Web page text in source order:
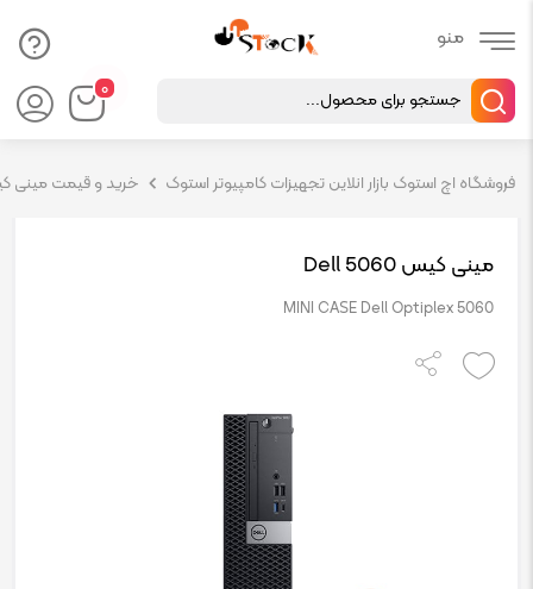
۰
Products
search
فروشگاه اچ استوک بازار انلاین تجهیزات کامپیوتر استوک خرید و قیمت مینی
مینی کیس Dell 5060
MINI CASE Dell Optiplex 5060